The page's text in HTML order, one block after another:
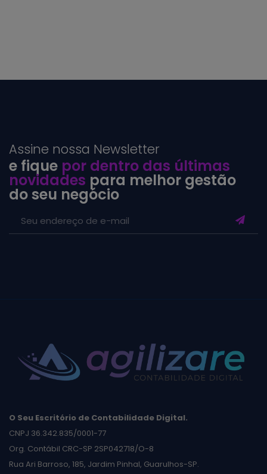
Assine nossa Newsletter
e fique por dentro das últimas
novidades para melhor gestão
do seu negócio
O Seu Escritório de Contabilidade Digital.
CNPJ 36.342.835/0001-77
Org. Contábil CRC-SP 2SP042718/O-8
Rua Ari Barroso, 185, Jardim Pinhal, Guarulhos-SP.